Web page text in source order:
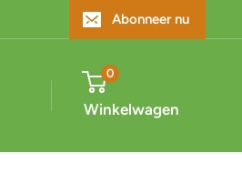
Abonneer nu
0
Winkelwagen